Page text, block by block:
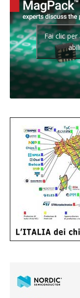
Fai clic